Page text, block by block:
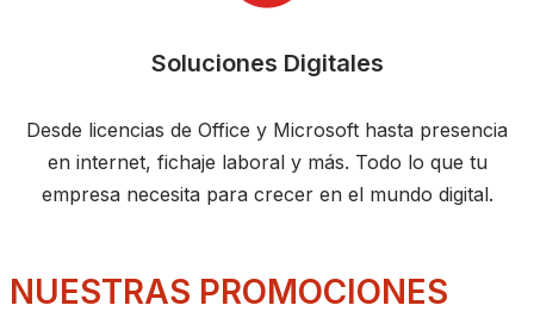
Soluciones Digitales
Desde licencias de Office y Microsoft hasta presencia
en internet, fichaje laboral y más. Todo lo que tu
empresa necesita para crecer en el mundo digital.
NUESTRAS PROMOCIONES